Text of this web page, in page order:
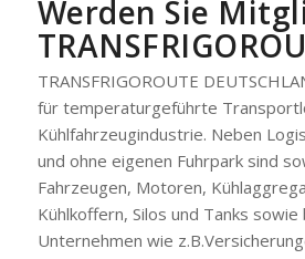
Werden Sie
TRANSFRIGOROUTE
für temperaturgeführte
Kühlfahrzeugindustrie. Neben
und ohne eigenen Fuhrpark sind
Fahrzeugen, Motoren,
Kühlkoffern, Silos und Tanks sowie
Unternehmen wie